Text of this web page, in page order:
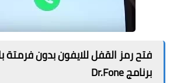
فتح رمز القفل للايفون بدون فرمتة
برنامج Dr.Fone